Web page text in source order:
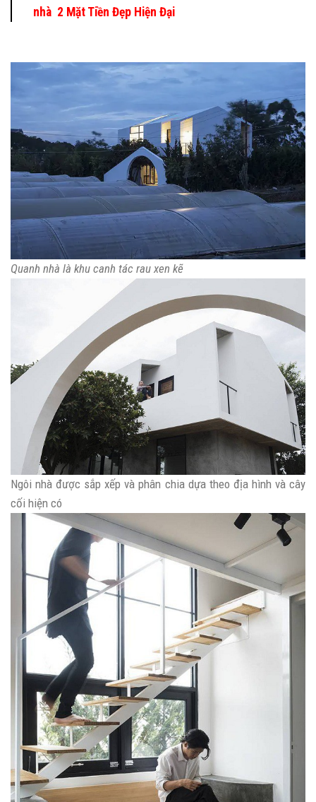
nhà 2 Mặt Tiền Đẹp Hiện Đại
Quanh nhà là khu canh tác rau xen kẽ
Ngôi nhà được sắp xếp và phân chia dựa theo địa hình và cây
cối hiện có